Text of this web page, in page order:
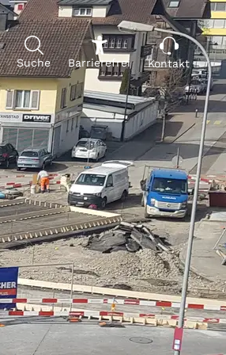
Suche Barrierefrei Kontakt